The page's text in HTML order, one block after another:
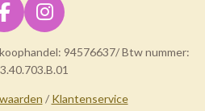
F
c
e
b
I
s
t
a
94576637/ Btw nummer:
/ Klantenservice